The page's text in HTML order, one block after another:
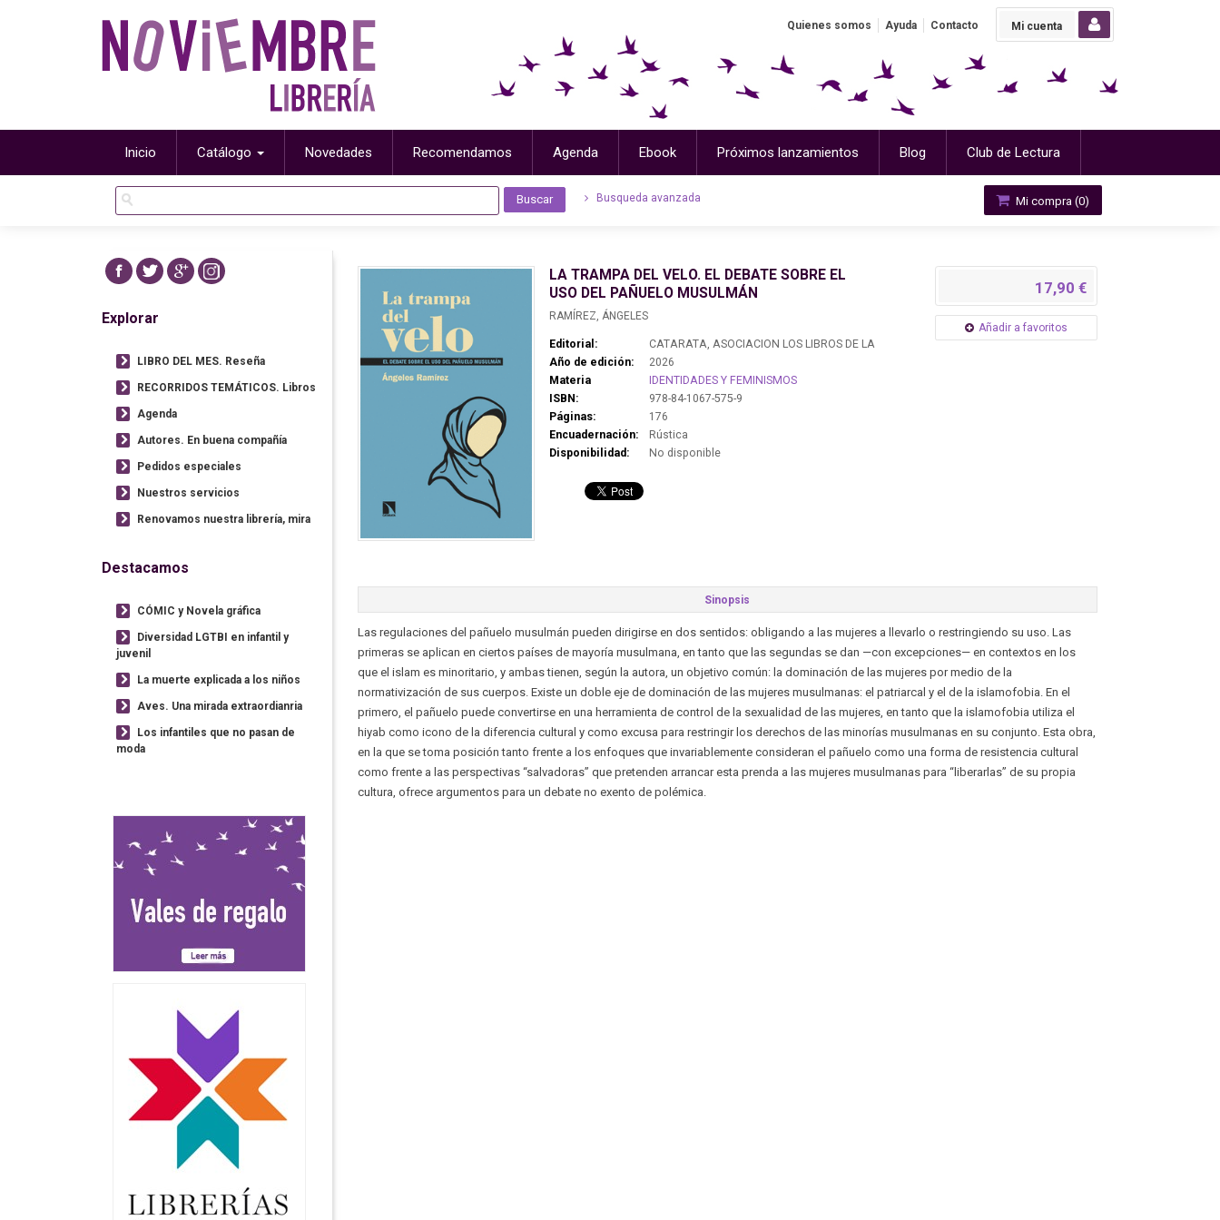
Mi cuenta
Quienes somos Ayuda Contacto
Inicio Catálogo Novedades Recomendamos Agenda Ebook Próximos lanzamientos Blog Club de Lectura
Busqueda avanzada Mi compra (0)
LA TRAMPA DEL VELO. EL DEBATE SOBRE EL
USO DEL PAÑUELO MUSULMÁN
RAMÍREZ, ÁNGELES
Editorial:
CATARATA, ASOCIACION LOS LIBROS DE LA
Año de edición:
2026
Materia
IDENTIDADES Y FEMINISMOS
ISBN:
978-84-1067-575-9
Páginas:
176
Encuadernación:
Rústica
Disponibilidad:
No disponible
17,90 €
Añadir a favoritos
Sinopsis
Las regulaciones del pañuelo musulmán pueden dirigirse en dos sentidos: obligando a las mujeres a llevarlo o restringiendo su uso. Las
primeras se aplican en ciertos países de mayoría musulmana, en tanto que las segundas se dan —con excepciones— en contextos en los
que el islam es minoritario, y ambas tienen, según la autora, un objetivo común: la dominación de las mujeres por medio de la
normativización de sus cuerpos. Existe un doble eje de dominación de las mujeres musulmanas: el patriarcal y el de la islamofobia. En el
primero, el pañuelo puede convertirse en una herramienta de control de la sexualidad de las mujeres, en tanto que la islamofobia utiliza el
hiyab como icono de la diferencia cultural y como excusa para restringir los derechos de las minorías musulmanas en su conjunto. Esta obra,
en la que se toma posición tanto frente a los enfoques que invariablemente consideran el pañuelo como una forma de resistencia cultural
como frente a las perspectivas “salvadoras” que pretenden arrancar esta prenda a las mujeres musulmanas para “liberarlas” de su propia
cultura, ofrece argumentos para un debate no exento de polémica.
Explorar
LIBRO DEL MES. Reseña
RECORRIDOS TEMÁTICOS. Libros
Agenda
Autores. En buena compañía
Pedidos especiales
Nuestros servicios
Renovamos nuestra librería, mira
Destacamos
CÓMIC y Novela gráfica
Diversidad LGTBI en infantil y
juvenil
La muerte explicada a los niños
Aves. Una mirada extraordianria
Los infantiles que no pasan de
moda